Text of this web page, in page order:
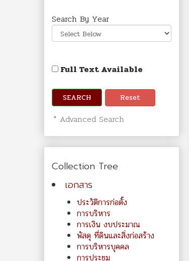
Search By Year
Full Text Available
SEARCH Reset
* Advanced Search
Collection Tree
เอกสาร
ประวัติการก่อตั้ง
การบริหาร
การเงิน งบประมาณ
พัสดุ ที่ดินและสิ่งก่อสร้าง
การบริหารบุคคล
การประชุม